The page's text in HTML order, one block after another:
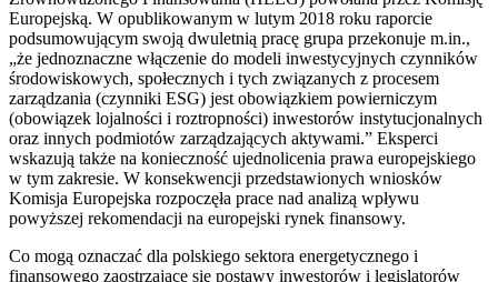
Europejską. W opublikowanym w lutym 2018 roku raporcie
podsumowującym swoją dwuletnią pracę grupa przekonuje m.in.,
„że jednoznaczne włączenie do modeli inwestycyjnych czynników
środowiskowych, społecznych i tych związanych z procesem
zarządzania (czynniki ESG) jest obowiązkiem powierniczym
(obowiązek lojalności i roztropności) inwestorów instytucjonalnych
oraz innych podmiotów zarządzających aktywami.” Eksperci
wskazują także na konieczność ujednolicenia prawa europejskiego
w tym zakresie. W konsekwencji przedstawionych wniosków
Komisja Europejska rozpoczęła prace nad analizą wpływu
powyższej rekomendacji na europejski rynek finansowy.
Co mogą oznaczać dla polskiego sektora energetycznego i
finansowego zaostrzające się postawy inwestorów i legislatorów